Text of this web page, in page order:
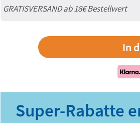
GRATISVERSAND ab18€Bestellwert